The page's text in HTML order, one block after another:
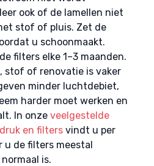
ook of de lamellen niet
stof of pluis. Zet de
u schoonmaakt.
filters elke 1–3 maanden.
stof of renovatie is vaker
minder luchtdebiet,
harder moet werken en
In onze veelgestelde
en filtersvindt u per
u de filters meestal
is.